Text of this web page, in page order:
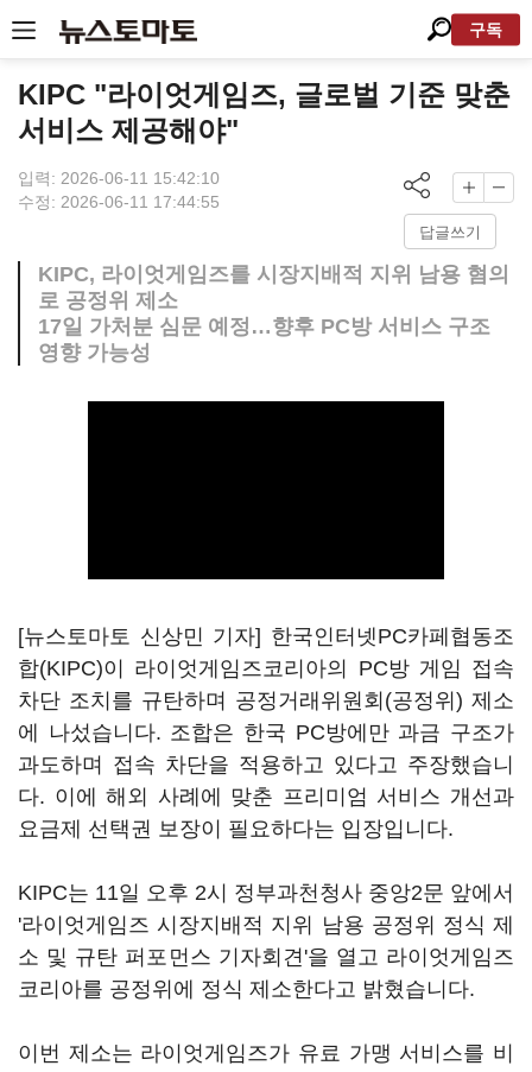
구독
KIPC "라이엇게임즈, 글로벌 기준 맞춘
서비스 제공해야"
입력: 2026-06-11 15:42:10
수정: 2026-06-11 17:44:55
답글쓰기
KIPC, 라이엇게임즈를 시장지배적 지위 남용 혐의
로 공정위 제소
17일 가처분 심문 예정…향후 PC방 서비스 구조
영향 가능성
[뉴스토마토 신상민 기자] 한국인터넷PC카페협동조
합(KIPC)이 라이엇게임즈코리아의 PC방 게임 접속
차단 조치를 규탄하며 공정거래위원회(공정위) 제소
에 나섰습니다. 조합은 한국 PC방에만 과금 구조가
과도하며 접속 차단을 적용하고 있다고 주장했습니
다. 이에 해외 사례에 맞춘 프리미엄 서비스 개선과
요금제 선택권 보장이 필요하다는 입장입니다.
KIPC는 11일 오후 2시 정부과천청사 중앙2문 앞에서
'라이엇게임즈 시장지배적 지위 남용 공정위 정식 제
소 및 규탄 퍼포먼스 기자회견'을 열고 라이엇게임즈
코리아를 공정위에 정식 제소한다고 밝혔습니다.
이번 제소는 라이엇게임즈가 유료 가맹 서비스를 비